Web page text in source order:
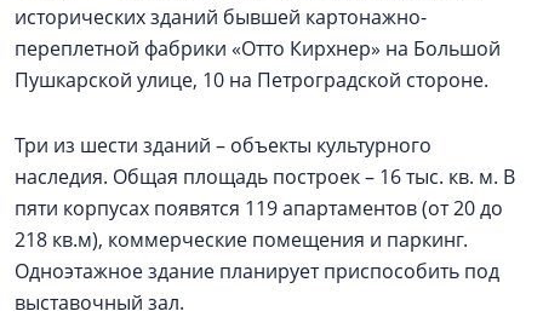
исторических зданий бывшей картонажно-
переплетной фабрики «Отто Кирхнер» на Большой
Пушкарской улице, 10 на Петроградской стороне.
Три из шести зданий – объекты культурного
наследия. Общая площадь построек – 16 тыс. кв. м. В
пяти корпусах появятся 119 апартаментов (от 20 до
218 кв.м), коммерческие помещения и паркинг.
Одноэтажное здание планирует приспособить под
выставочный зал.